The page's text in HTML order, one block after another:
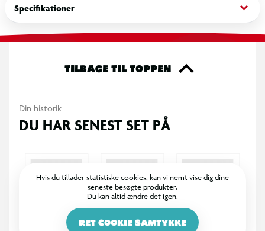
Shadow er meget stærk og giver aldrig op over for en
udfordring. Selvom han foretrækker at gøre tingene på sin
Batman, det der til sidst hjælper med at forene Sonic og
Fans af DC og Sonic the Hedgehog samt DC x Sonic the
gaderne med Shadow som Batman på Batcycle – den
perfekte kombination af disse to verdener.
Specifikationer keyboard_arrow_down
TILBAGE TIL TOPPEN
Din historik
DU HAR SENEST SET PÅ
Hvis du tillader statistiske cookies, kan vi nemt vise dig dine
seneste besøgte produkter.
Du kan altid ændre det igen.
RET COOKIE SAMTYKKE